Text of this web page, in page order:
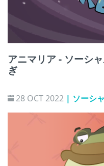
アニマリア - ソーシ
ぎ
28 OCT 2022 | ソーシ